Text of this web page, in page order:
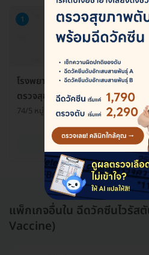
1
โรงพยาบาลวิชัยเวช อินเตอร์เนชั่
ตรวจสุขภาพ
74/5 หมู่ 4 ต. อ้อมน้อย อ. กระทุ่มแบน จ. ส
ดูรายละเอีย
แพ็กเกจอื่นใน ฉีดวัคซีนไวรั
Vaccine)